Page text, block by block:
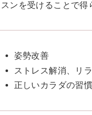
ンを受けることで得
姿勢改善
ストレス解消、リ
正しいカラダの習